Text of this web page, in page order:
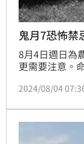
鬼月7恐怖
8月4日週日為
更需要注意。
2024/08/04